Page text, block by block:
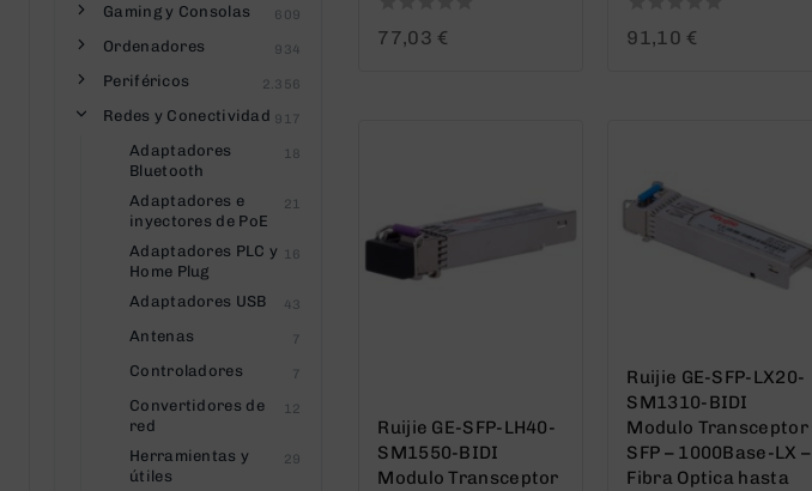
0
77,03 €
0
91,10 €
Ruijie GE-SFP-LH40-
SM1550-BIDI
Modulo Transceptor
Ruijie GE-SFP-LX20-
SM1310-BIDI
Modulo Transceptor
SFP – 1000Base-LX –
Fibra Optica hasta
Gaming y Consolas 609
Ordenadores 934
Periféricos 2.356
Redes y Conectividad 917
Adaptadores
Bluetooth
18
Adaptadores e
inyectores de PoE
21
Adaptadores PLC y
Home Plug
16
Adaptadores USB 43
Antenas 7
Controladores 7
Convertidores de
red
12
Herramientas y
útiles
29